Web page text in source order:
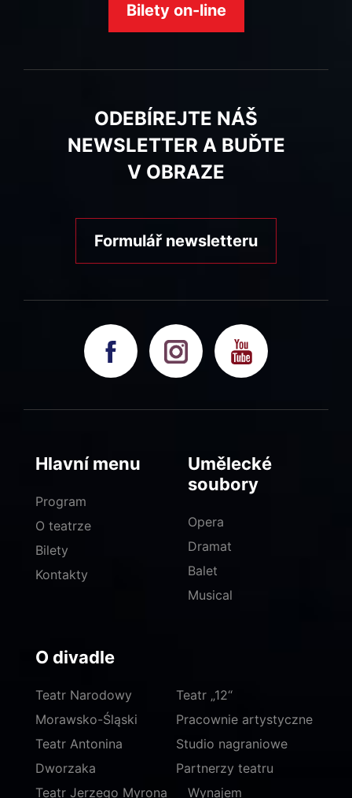
Bilety on-line
ODEBÍREJTE NÁŠ
NEWSLETTER A BUĎTE
V OBRAZE
Formulář newsletteru
Hlavní menu
Program
O teatrze
Bilety
Kontakty
Umělecké
soubory
Opera
Dramat
Balet
Musical
O divadle
Teatr Narodowy
Morawsko-Śląski
Teatr Antonina
Dworzaka
Teatr Jerzego Myrona
Teatr „12“
Pracownie artystyczne
Studio nagraniowe
Partnerzy teatru
Wynajem